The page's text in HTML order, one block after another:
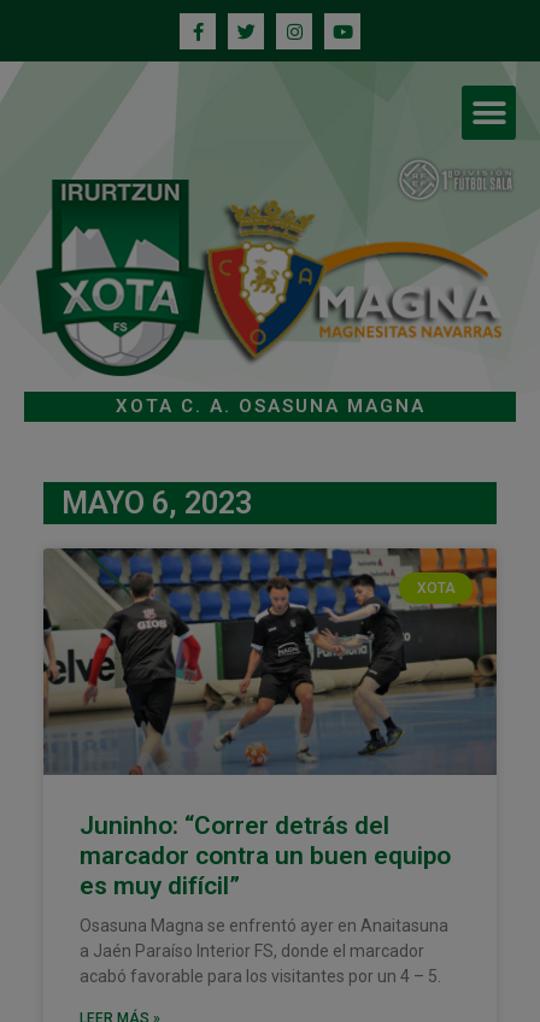
XOTA C. A. OSASUNA MAGNA
MAYO 6, 2023
XOTA
Juninho: “Correr detrás del
marcador contra un buen equipo
es muy difícil”
Osasuna Magna se enfrentó ayer en Anaitasuna
a Jaén Paraíso Interior FS, donde el marcador
acabó favorable para los visitantes por un 4 – 5.
LEER MÁS »